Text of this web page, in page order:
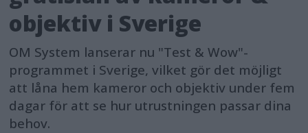
objektiv i Sverige
OM System lanserar nu "Test & Wow"-
programmet i Sverige, vilket gör det möjligt
att låna hem kameror och objektiv under fem
dagar för att se hur utrustningen passar dina
behov.